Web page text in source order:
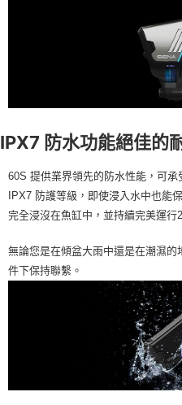
IPX7 防水功能絕佳的
60S 提供業界領先的防水性能，可
IPX7 防護等級，即使浸入水中也能
完全浸沒在魚缸中，並持續完美運行
無論您是在傾盆大雨中還是在潮濕
件下保持聯繫。